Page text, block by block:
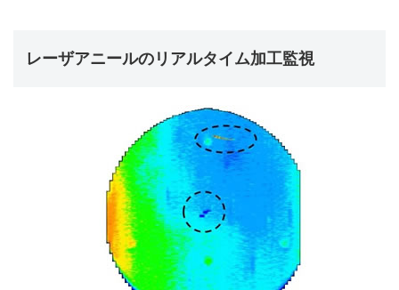
レーザアニールのリアルタイム加工監視